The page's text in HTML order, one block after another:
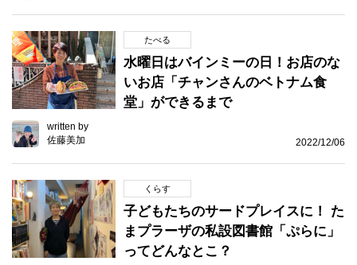
たべる
水曜日はバインミーの日！お店のな
いお店「チャンさんのベトナム食
堂」ができるまで
written by
佐藤美加
2022/12/06
くらす
子どもたちのサードプレイスに！ た
まプラーザの私設図書館「ぷらに」
ってどんなとこ？